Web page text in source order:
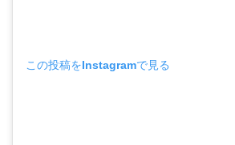
この投稿をInstagramで見る